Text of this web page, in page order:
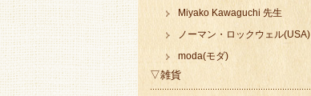
Miyako Kawaguchi 先生
ノーマン・ロックウェル(USA)
moda(モダ)
▽雑貨